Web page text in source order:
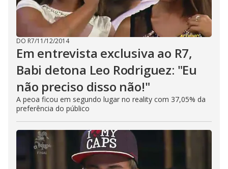
DO R7/11/12/2014
Em entrevista exclusiva ao R7,
Babi detona Leo Rodriguez: "Eu
não preciso disso não!"
A peoa ficou em segundo lugar no reality com 37,05% da
preferência do público